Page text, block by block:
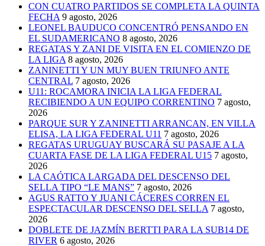
CON CUATRO PARTIDOS SE COMPLETA LA QUINTA
FECHA 9 agosto, 2026
LEONEL BAUDUCO CONCENTRÓ PENSANDO EN
EL SUDAMERICANO 8 agosto, 2026
REGATAS Y ZANI DE VISITA EN EL COMIENZO DE
LA LIGA 8 agosto, 2026
ZANINETTI Y UN MUY BUEN TRIUNFO ANTE
CENTRAL 7 agosto, 2026
U11: ROCAMORA INICIA LA LIGA FEDERAL
RECIBIENDO A UN EQUIPO CORRENTINO 7 agosto,
2026
PARQUE SUR Y ZANINETTI ARRANCAN, EN VILLA
ELISA, LA LIGA FEDERAL U11 7 agosto, 2026
REGATAS URUGUAY BUSCARÁ SU PASAJE A LA
CUARTA FASE DE LA LIGA FEDERAL U15 7 agosto,
2026
LA CAÓTICA LARGADA DEL DESCENSO DEL
SELLA TIPO “LE MANS” 7 agosto, 2026
AGUS RATTO Y JUANI CÁCERES CORREN EL
ESPECTACULAR DESCENSO DEL SELLA 7 agosto,
2026
DOBLETE DE JAZMÍN BERTTI PARA LA SUB14 DE
RIVER 6 agosto, 2026